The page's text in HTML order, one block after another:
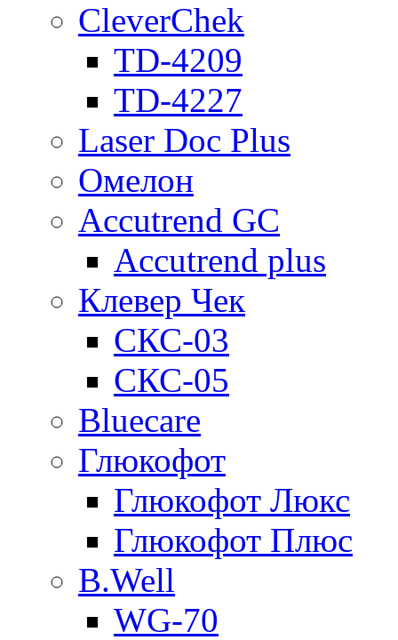
CleverChek
TD-4209
TD-4227
Laser Doc Plus
Омелон
Accutrend GC
Accutrend plus
Клевер Чек
СКС-03
СКС-05
Bluecare
Глюкофот
Глюкофот Люкс
Глюкофот Плюс
B.Well
WG-70